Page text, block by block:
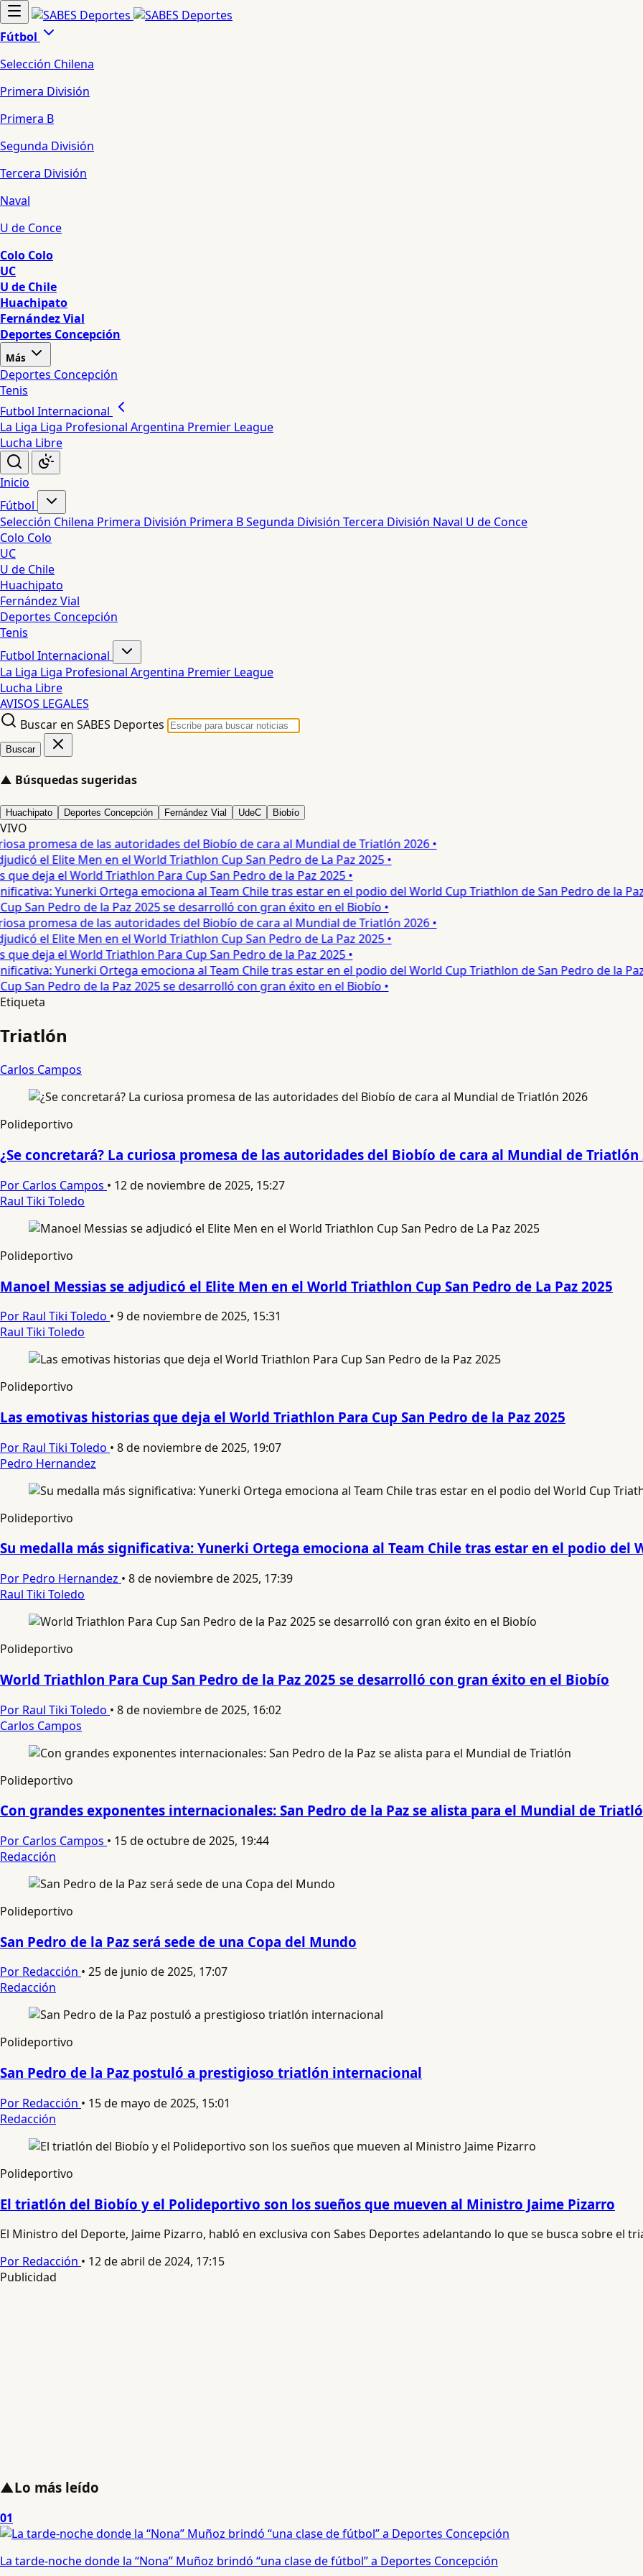
Fútbol
Selección Chilena
Primera División
Primera B
Segunda División
Tercera División
Naval
U de Conce
Colo Colo
UC
U de Chile
Huachipato
Fernández Vial
Deportes Concepción
Más
Deportes Concepción
Tenis
Futbol Internacional
La Liga Liga Profesional Argentina Premier League
Lucha Libre
Inicio
Fútbol
Selección Chilena Primera División Primera BSegunda División Tercera División Naval U de Conce
Colo Colo
UC
U de Chile
Huachipato
Fernández Vial
Deportes Concepción
Tenis
Futbol Internacional
La Liga Liga Profesional Argentina Premier League
Lucha Libre
AVISOS LEGALES
Buscar en SABES Deportes
Buscar
▲ Búsquedas sugeridas
Huachipato Deportes Concepción Fernández Vial UdeC Biobío
VIVO
promesa de las autoridades del Biobío de cara al Mundial de Triatlón 2026 •
el Elite Men en el World Triathlon Cup San Pedro de La Paz 2025 •
deja el World Triathlon Para Cup San Pedro de la Paz 2025 •
Yunerki Ortega emociona al Team Chile tras estar en el podio del World Cup Triathlon de San Pedro de la Paz •
San Pedro de la Paz 2025 se desarrolló con gran éxito en el Biobío •
promesa de las autoridades del Biobío de cara al Mundial de Triatlón 2026 •
el Elite Men en el World Triathlon Cup San Pedro de La Paz 2025 •
deja el World Triathlon Para Cup San Pedro de la Paz 2025 •
Yunerki Ortega emociona al Team Chile tras estar en el podio del World Cup Triathlon de San Pedro de la Paz •
San Pedro de la Paz 2025 se desarrolló con gran éxito en el Biobío •
Etiqueta
Triatlón
Carlos Campos
Polideportivo
¿Se concretará? La curiosa promesa de las autoridades del Biobío de cara al Mundial de Triatlón
Por Carlos Campos • 12 de noviembre de 2025, 15:27
Raul Tiki Toledo
Polideportivo
Manoel Messias se adjudicó el Elite Men en el World Triathlon Cup San Pedro de La Paz 2025
Por Raul Tiki Toledo • 9 de noviembre de 2025, 15:31
Raul Tiki Toledo
Polideportivo
Las emotivas historias que deja el World Triathlon Para Cup San Pedro de la Paz 2025
Por Raul Tiki Toledo • 8 de noviembre de 2025, 19:07
Pedro Hernandez
Polideportivo
Su medalla más significativa: Yunerki Ortega emociona al Team Chile tras estar en el podio del
Por Pedro Hernandez • 8 de noviembre de 2025, 17:39
Raul Tiki Toledo
Polideportivo
World Triathlon Para Cup San Pedro de la Paz 2025 se desarrolló con gran éxito en el Biobío
Por Raul Tiki Toledo • 8 de noviembre de 2025, 16:02
Carlos Campos
Polideportivo
Con grandes exponentes internacionales: San Pedro de la Paz se alista para el Mundial de
Por Carlos Campos • 15 de octubre de 2025, 19:44
Redacción
Polideportivo
San Pedro de la Paz será sede de una Copa del Mundo
Por Redacción • 25 de junio de 2025, 17:07
Redacción
Polideportivo
San Pedro de la Paz postuló a prestigioso triatlón internacional
Por Redacción • 15 de mayo de 2025, 15:01
Redacción
Polideportivo
El triatlón del Biobío y el Polideportivo son los sueños que mueven al Ministro Jaime Pizarro
El Ministro del Deporte, Jaime Pizarro, habló en exclusiva con Sabes Deportes adelantando lo que se busca sobre el
Por Redacción • 12 de abril de 2024, 17:15
Publicidad
▲Lo más leído
01
La tarde-noche donde la “Nona” Muñoz brindó “una clase de fútbol” a Deportes Concepción